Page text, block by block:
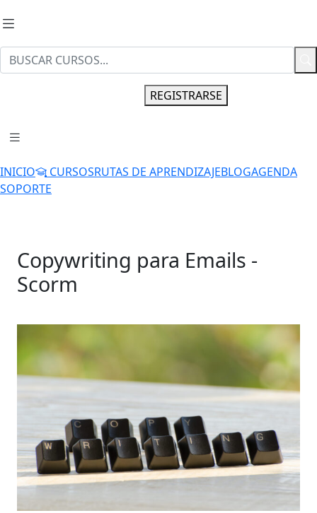
REGISTRARSE
INICIO CURSOSRUTAS DE APRENDIZAJEBLOGAGENDA
SOPORTE
Copywriting para Emails -
Scorm